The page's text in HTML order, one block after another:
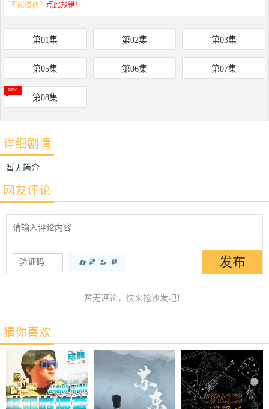
不能播放？ 点此报错！
第01集 第02集 第03集
第05集 第06集 第07集
第08集
详细剧情
暂无简介
网友评论
暂无评论，快来抢沙发吧！
猜你喜欢